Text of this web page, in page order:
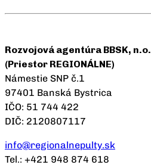
Rozvojová agentúra BBSK, n.o.
(Priestor REGIONÁLNE)
Námestie SNP č.1
97401 Banská Bystrica
IČO: 51 744 422
DIČ: 2120807117
info@regionalnepulty.sk
Tel.: +421 948 874 618